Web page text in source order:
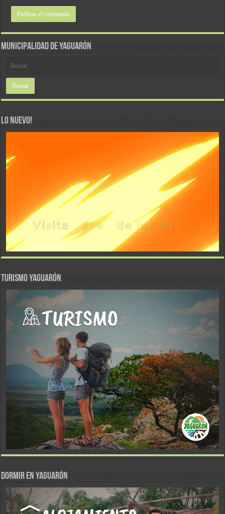
MUNICIPALIDAD DE YAGUARÓN
LO NUEVO!
TURISMO YAGUARÓN
DORMIR EN YAGUARÓN